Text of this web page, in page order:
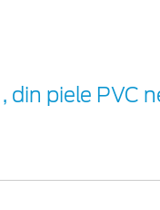
piele PVC